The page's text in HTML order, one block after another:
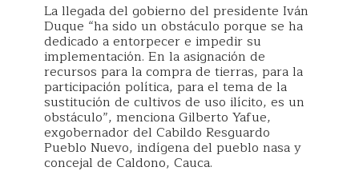
La llegada del gobierno del presidente Iván
Duque “ha sido un obstáculo porque se ha
dedicado a entorpecer e impedir su
implementación. En la asignación de
recursos para la compra de tierras, para la
participación política, para el tema de la
sustitución de cultivos de uso ilícito, es un
obstáculo”, menciona Gilberto Yafue,
exgobernador del Cabildo Resguardo
Pueblo Nuevo, indígena del pueblo nasa y
concejal de Caldono, Cauca.